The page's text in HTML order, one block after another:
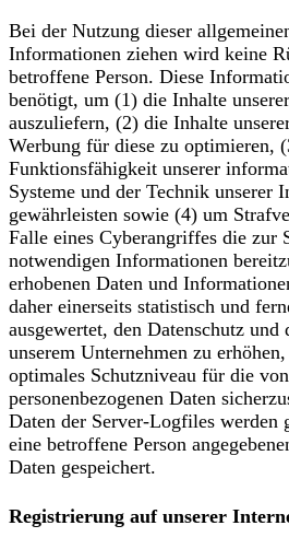
Bei der Nutzung dieser
Informationen ziehen wird keine
betroffene Person. Diese
benötigt, um (1) die Inhalte
auszuliefern, (2) die Inhalte
Werbung für diese zu optimieren,
Funktionsfähigkeit unserer
Systeme und der Technik unserer
gewährleisten sowie (4) um
Falle eines Cyberangriffes die zur
notwendigen Informationen
erhobenen Daten und
daher einerseits statistisch und
ausgewertet, den Datenschutz
unserem Unternehmen zu
optimales Schutzniveau für die
personenbezogenen Daten
Daten der Server-Logfiles werden
eine betroffene Person
Daten gespeichert.
Registrierung auf unserer